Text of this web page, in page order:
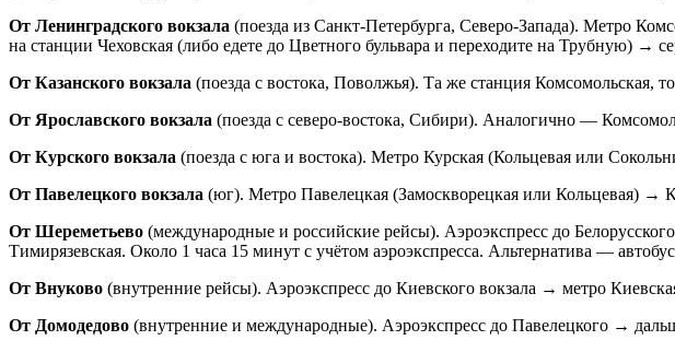
От Ленинградского вокзала (поезда из Санкт-Петербурга, Северо-Запада). Метро
на станции Чеховская (либо едете до Цветного бульвара и переходите на Трубную) →
От Казанского вокзала (поезда с востока, Поволжья). Та же станция Комсомольская,
От Ярославского вокзала (поезда с северо-востока, Сибири). Аналогично —
От Курского вокзала (поезда с юга и востока). Метро Курская (Кольцевая или
От Павелецкого вокзала (юг). Метро Павелецкая (Замоскворецкая или Кольцевая) →
От Шереметьево (международные и российские рейсы). Аэроэкспресс до
Тимирязевская. Около 1 часа 15 минут с учётом аэроэкспресса. Альтернатива —
От Внуково (внутренние рейсы). Аэроэкспресс до Киевского вокзала → метро
От Домодедово (внутренние и международные). Аэроэкспресс до Павелецкого →